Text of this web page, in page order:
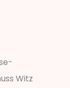
Witz